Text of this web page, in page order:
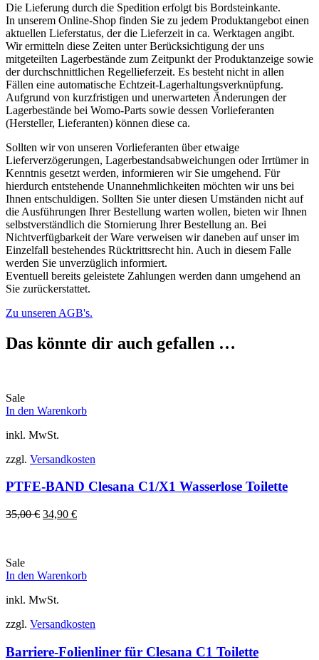
Die Lieferung durch die Spedition erfolgt bis Bordsteinkante.
In unserem Online-Shop finden Sie zu jedem Produktangebot einen
aktuellen Lieferstatus, der die Lieferzeit in ca. Werktagen angibt.
Wir ermitteln diese Zeiten unter Berücksichtigung der uns
mitgeteilten Lagerbestände zum Zeitpunkt der Produktanzeige sowie
der durchschnittlichen Regellieferzeit. Es besteht nicht in allen
Fällen eine automatische Echtzeit-Lagerhaltungsverknüpfung.
Aufgrund von kurzfristigen und unerwarteten Änderungen der
Lagerbestände bei Womo-Parts sowie dessen Vorlieferanten
(Hersteller, Lieferanten) können diese ca.
Sollten wir von unseren Vorlieferanten über etwaige
Lieferverzögerungen, Lagerbestandsabweichungen oder Irrtümer in
Kenntnis gesetzt werden, informieren wir Sie umgehend. Für
hierdurch entstehende Unannehmlichkeiten möchten wir uns bei
Ihnen entschuldigen. Sollten Sie unter diesen Umständen nicht auf
die Ausführungen Ihrer Bestellung warten wollen, bieten wir Ihnen
selbstverständlich die Stornierung Ihrer Bestellung an. Bei
Nichtverfügbarkeit der Ware verweisen wir daneben auf unser im
Einzelfall bestehendes Rücktrittsrecht hin. Auch in diesem Falle
werden Sie unverzüglich informiert.
Eventuell bereits geleistete Zahlungen werden dann umgehend an
Sie zurückerstattet.
Zu unseren AGB's.
Das könnte dir auch gefallen …
Sale
In den Warenkorb
inkl. MwSt.
zzgl. Versandkosten
PTFE-BAND Clesana C1/X1 Wasserlose Toilette
35,00€ Ursprünglicher
34,90 €Aktueller
Sale
In den Warenkorb
inkl. MwSt.
zzgl. Versandkosten
Barriere-Folienliner für Clesana C1 Toilette